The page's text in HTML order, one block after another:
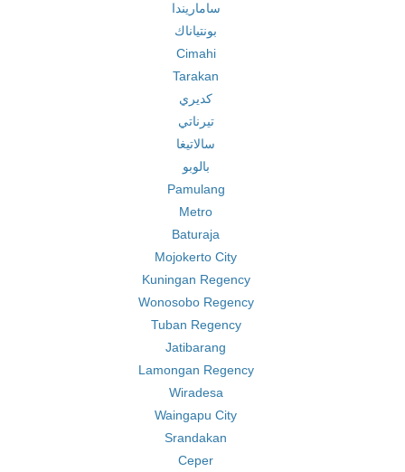
ساماريندا
بونتياناك
Cimahi
Tarakan
كديري
تيرناتي
سالاتيغا
بالوبو
Pamulang
Metro
Baturaja
Mojokerto City
Kuningan Regency
Wonosobo Regency
Tuban Regency
Jatibarang
Lamongan Regency
Wiradesa
Waingapu City
Srandakan
Ceper